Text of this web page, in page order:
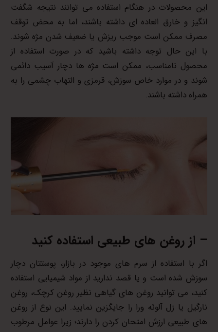
این محصولات در هنگام استفاده می توانند نتیجه شگفت
انگیز و خارق العاده ای داشته باشند، اما به محض توقف
مصرف ممکن است موجب ریزش یا ضعیف شدن مژه شوند.
با این حال توجه داشته باشید که در صورت استفاده از
محصول نامناسب، ممکن است مژه ها دچار آسیب دائمی
شوند و در موارد خاص سوزش، قرمزی و التهاب چشمی را به
همراه داشته باشند.
– از روغن های طبیعی استفاده کنید
اگر با استفاده از سرم های موجود در بازار، پوستتان دچار
سوزش شده است و یا قصد ندارید از مواد شیمیایی استفاده
کنید، می توانید روغن های گیاهی نظیر روغن کرچک، روغن
نارگیل یا ژل آلوئه ورا را جایگزین نمایید. این نوع از روغن
های طبیعی ارزش امتحان کردن را دارند؛ زیرا عوامل مرطوب